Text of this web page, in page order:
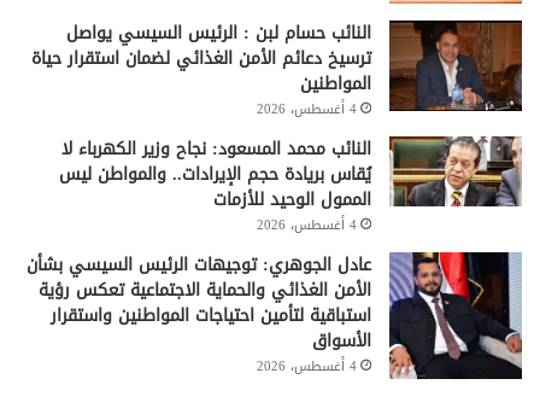
النائب حسام لبن : الرئيس السيسي يواصل
ترسيخ دعائم الأمن الغذائي لضمان استقرار حياة
المواطنين
4 أغسطس، 2026
النائب محمد المسعود: نجاح وزير الكهرباء لا
يُقاس بريادة حجم الإيرادات.. والمواطن ليس
الممول الوحيد للأزمات
4 أغسطس، 2026
عادل الجوهري: توجيهات الرئيس السيسي بشأن
الأمن الغذائي والحماية الاجتماعية تعكس رؤية
استباقية لتأمين احتياجات المواطنين واستقرار
الأسواق
4 أغسطس، 2026